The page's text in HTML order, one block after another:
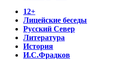
12+
Лицейские беседы
Русский Север
Литература
История
И.С.Фрадков